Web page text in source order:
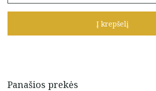
Auksinės
13
Į krepšelį
Panašios prekės